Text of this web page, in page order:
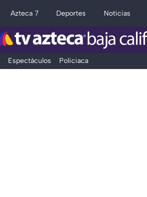
Azteca 7 Deportes Noticias
Espectáculos Policiaca